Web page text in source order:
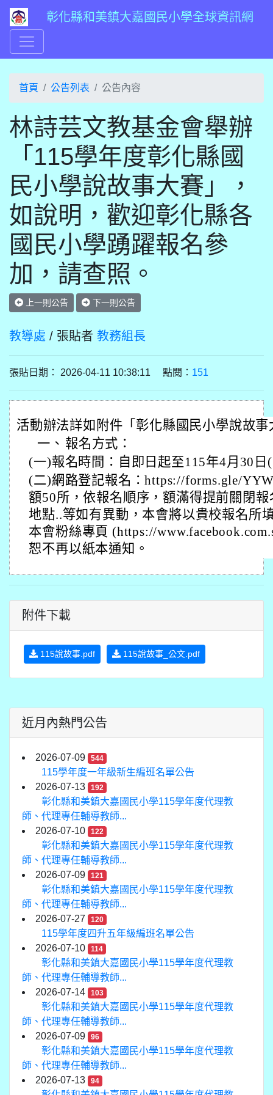
彰化縣和美鎮大嘉國民小學全球資訊網
首頁 公告列表 公告內容
林詩芸文教基金會舉辦
「115學年度彰化縣國
民小學說故事大賽」，
如說明，歡迎彰化縣各
國民小學踴躍報名參
加，請查照。
上一則公告 下一則公告
教導處 / 張貼者 教務組長
張貼日期： 2026-04-11 10:38:11 點閱： 151
活動辦法詳如附件「彰化縣國民小學說故
一、 報名方式：
(一)報名時間：自即日起至115年4月30日
(二)網路登記報名：https://forms.gle/
額50所，依報名順序，額滿得提前關閉
地點..等如有異動，本會將以貴校報名所
本會粉絲專頁 (https://
恕不再以紙本通知。
附件下載
115說故事.pdf 115說故事_公文.pdf
近月內熱門公告
2026-07-09 544
115學年度一年級新生編班名單公告
2026-07-13
192
彰化縣和美鎮大嘉國民小學115學年度代理教
師、代理專任輔導教師...
2026-07-10
122
彰化縣和美鎮大嘉國民小學115學年度代理教
師、代理專任輔導教師...
2026-07-09
121
彰化縣和美鎮大嘉國民小學115學年度代理教
師、代理專任輔導教師...
2026-07-27
120
115學年度四升五年級編班名單公告
2026-07-10
114
彰化縣和美鎮大嘉國民小學115學年度代理教
師、代理專任輔導教師...
2026-07-14
103
彰化縣和美鎮大嘉國民小學115學年度代理教
師、代理專任輔導教師...
2026-07-09
96
彰化縣和美鎮大嘉國民小學115學年度代理教
師、代理專任輔導教師...
2026-07-13
94